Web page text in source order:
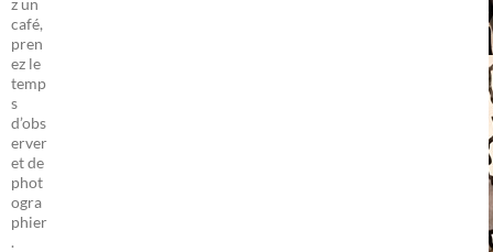
café,
pren
ez le
temp
s
d’obs
erver
et de
phot
ogra
phier
.